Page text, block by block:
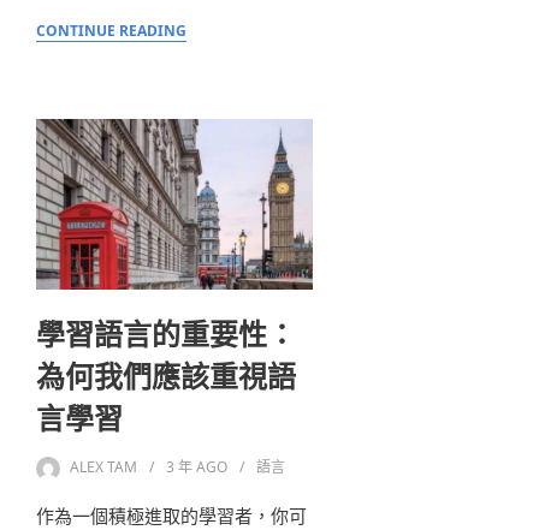
CONTINUE READING
學習語言的重要性：
為何我們應該重視語
言學習
ALEX TAM 3 年AGO 語言
作為一個積極進取的學習者，你可